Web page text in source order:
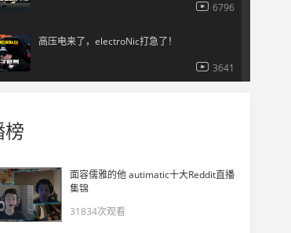
6796
高压电来了，electroNic打急了！
3641
玩机器看傻 electroNic加时赛残局扫转1v2！
榜
面容儒雅的他 autimatic十大Reddit直播
集锦
31834次观看